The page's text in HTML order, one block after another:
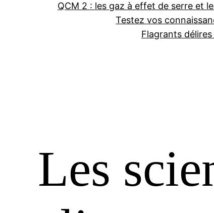
QCM 2 : les gaz à effet de serre et le
Testez vos
Flagrants
Les